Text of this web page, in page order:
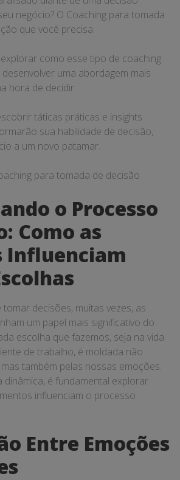
negócio? O Coaching para tomada
que você precisa.
como esse tipo de coaching
uma abordagem mais
hora de decidir.
táticas práticas e insights
sua habilidade de decisão,
a um novo patamar.
o Processo
Como as
Influenciam
decisões, muitas vezes, as
um papel mais significativo do
escolha que fazemos, seja na vida
de trabalho, é moldada não
também pelas nossas emoções.
dinâmica, é fundamental explorar
influenciam o processo
Entre Emoções